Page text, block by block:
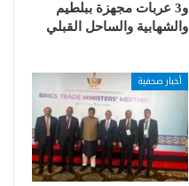
و3 عربات مجهزة ببلطيم
والشهابية والساحل القبلي
أخبار صحفية